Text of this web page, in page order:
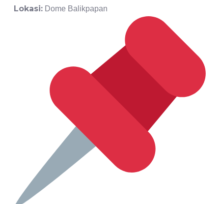
Lokasi: Dome Balikpapan